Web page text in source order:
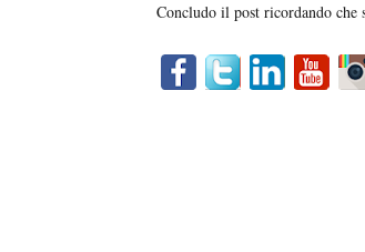
Concludo il post ricordando che